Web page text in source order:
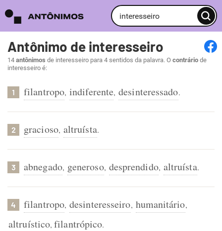
Antônimo de interesseiro
14 antônimos de interesseiro para 4 sentidos da palavra. O contrário de
interesseiro é:
1 filantropo, indiferente, desinteressado.
2 gracioso, altruísta.
3 abnegado, generoso, desprendido, altruísta.
4 filantropo, desinteresseiro, humanitário,
altruístico,filantrópico.